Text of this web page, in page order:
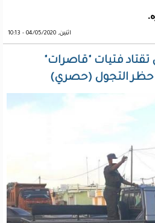
اثنين, 04/05/2020 - 10:13
فتيات "قاصرات"
حظر التجول (حصري)